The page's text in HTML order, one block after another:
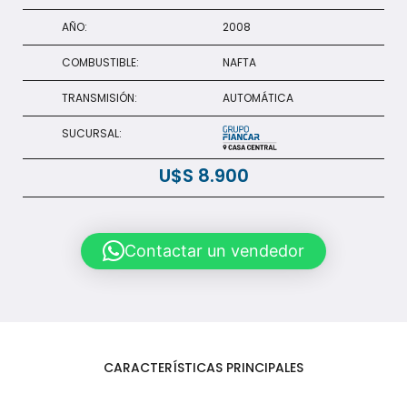
AÑO: 2008
COMBUSTIBLE: NAFTA
TRANSMISIÓN: AUTOMÁTICA
SUCURSAL:
U$S 8.900
Contactar un vendedor
CARACTERÍSTICAS PRINCIPALES